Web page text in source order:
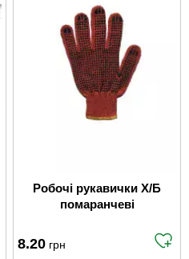
Робочі рукавички Х/Б
помаранчеві
8.20 грн